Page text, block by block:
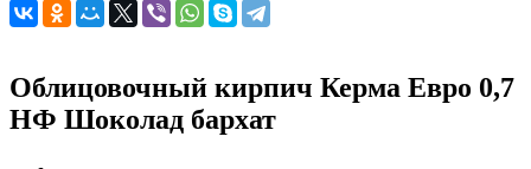
Облицовочный кирпич Керма Евро 0,7
НФ Шоколад бархат